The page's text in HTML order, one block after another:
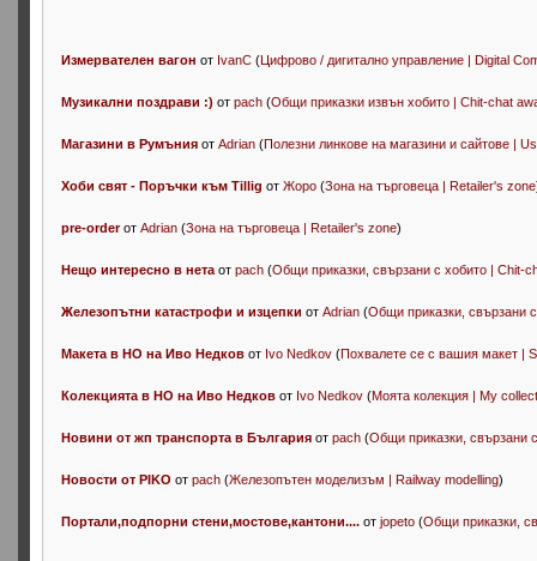
Измервателен вагон от IvanC (Цифрово / дигитално управление | Digital
Музикални поздрави :) отpach (Общи приказки извън хобито | Chit-chat
Магазини в Румъния отAdrian (Полезни линкове на магазини и сайтове |
Хоби свят - Поръчки към Tillig отЖоро (Зона на търговеца | Retailer's zone
pre-orderотAdrian (Зона на търговеца | Retailer's zone)
Нещо интересно в нета отpach (Общи приказки, свързани с хобито | Chit-
Железопътни катастрофи и изцепки отAdrian (Общи приказки, свързани
Макета в НО на Иво Недков от Ivo Nedkov (Похвалете се с вашия макет |
Колекцията в НО на Иво Недков от Ivo Nedkov (Моята колекция | My
Новини от жп транспорта в България отpach (Общи приказки, свързани
Новости от PIKO отpach (Железопътен моделизъм | Railway modelling)
Портали,подпорни стени,мостове,кантони.... отjopeto (Общи приказки,